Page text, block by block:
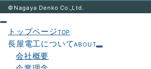
©Nagaya Denko Co.,Ltd.
トップページTOP
長屋電工についてABOUT
会社概要